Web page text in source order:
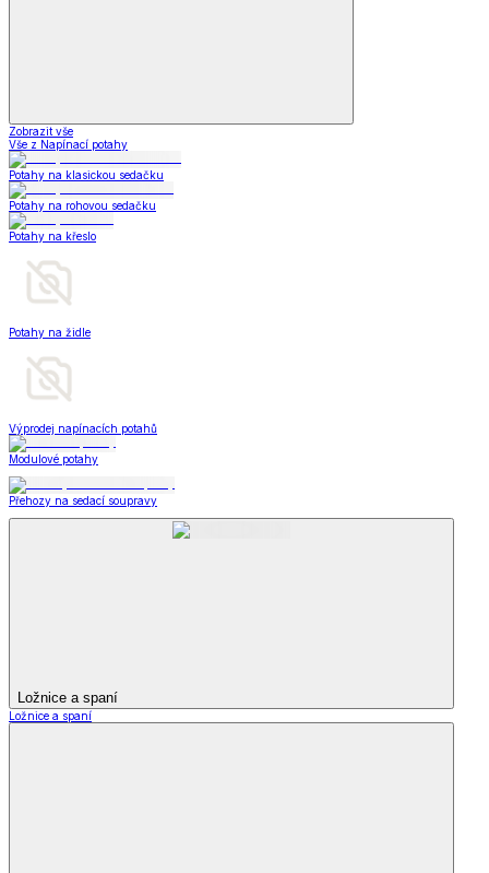
Zobrazit vše
Vše z Napínací potahy
Potahy na klasickou sedačku
Potahy na rohovou sedačku
Potahy na křeslo
Potahy na židle
Výprodej napínacích potahů
Modulové potahy
Přehozy na sedací soupravy
Ložnice a spaní
Ložnice a spaní